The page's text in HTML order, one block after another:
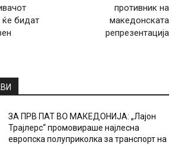
бидат
противник на
македонската
репрезентација
ЗА ПРВ ПАТ ВО МАКЕДОНИЈА: „Лајон
Трајлерс“ промовираше најлесна
европска полуприколка за транспорт на